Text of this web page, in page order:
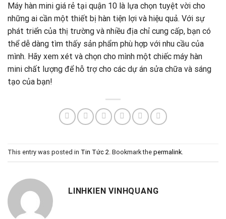
Máy hàn mini giá rẻ tại quận 10 là lựa chọn tuyệt vời cho
những ai cần một thiết bị hàn tiện lợi và hiệu quả. Với sự
phát triển của thị trường và nhiều địa chỉ cung cấp, bạn có
thể dễ dàng tìm thấy sản phẩm phù hợp với nhu cầu của
mình. Hãy xem xét và chọn cho mình một chiếc máy hàn
mini chất lượng để hỗ trợ cho các dự án sửa chữa và sáng
tạo của bạn!
This entry was posted in Tin Tức 2. Bookmark the permalink.
LINHKIEN VINHQUANG